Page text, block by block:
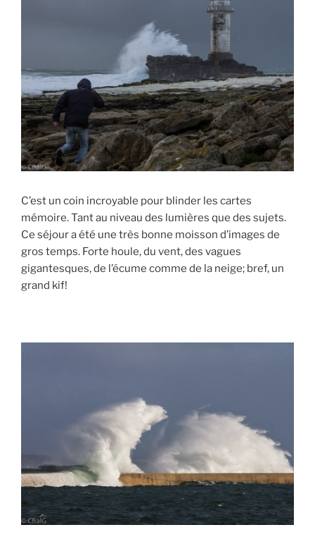
C’est un coin incroyable pour blinder les cartes
mémoire. Tant au niveau des lumières que des sujets.
Ce séjour a été une très bonne moisson d’images de
gros temps. Forte houle, du vent, des vagues
gigantesques, de l’écume comme de la neige; bref, un
grand kif!